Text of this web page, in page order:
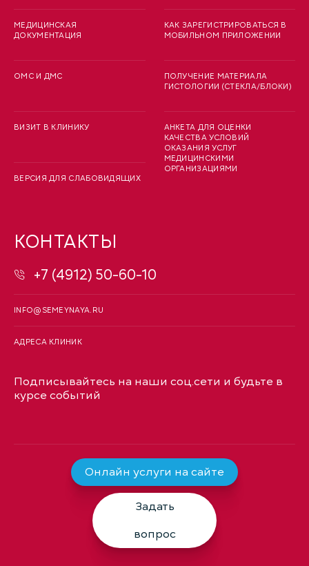
МЕДИЦИНСКАЯ
ДОКУМЕНТАЦИЯ
ОМС И ДМС
ВИЗИТ В КЛИНИКУ
ВЕРСИЯ ДЛЯ СЛАБОВИДЯЩИХ
КАК ЗАРЕГИСТРИРОВАТЬСЯ В
МОБИЛЬНОМ ПРИЛОЖЕНИИ
ПОЛУЧЕНИЕ МАТЕРИАЛА
ГИСТОЛОГИИ (СТЕКЛА/БЛОКИ)
АНКЕТА ДЛЯ ОЦЕНКИ
КАЧЕСТВА УСЛОВИЙ
ОКАЗАНИЯ УСЛУГ
МЕДИЦИНСКИМИ
ОРГАНИЗАЦИЯМИ
КОНТАКТЫ
+7 (4912) 50-60-10
INFO@SEMEYNAYA.RU
АДРЕСА КЛИНИК
Подписывайтесь на наши соц.сети и будьте в
курсе событий
Онлайн услуги на сайте
Задать
вопрос